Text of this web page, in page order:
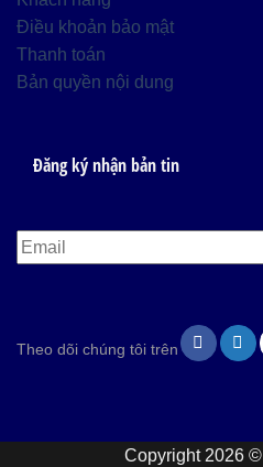
Điều khoản bảo mật
Thanh toán
Bản quyền nội dung
Đăng ký nhận bản tin
Theo dõi chúng tôi trên
Copyright 2026 ©